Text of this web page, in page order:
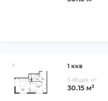
1 ккв
S общая, м²
30.15 м²